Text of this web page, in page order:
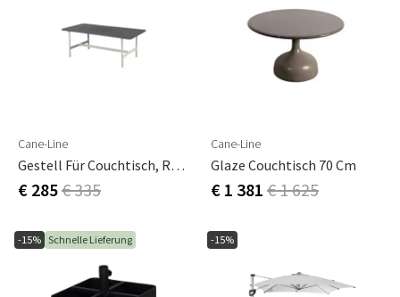
Cane-Line
Gestell Für Couchtisch, Rechteckig, Gedreht, Sandfarben, Aluminium
€ 285€ 335
Cane-Line
Glaze Couchtisch 70 Cm
€ 1 381 € 1 625
-15% Schnelle Lieferung -15%